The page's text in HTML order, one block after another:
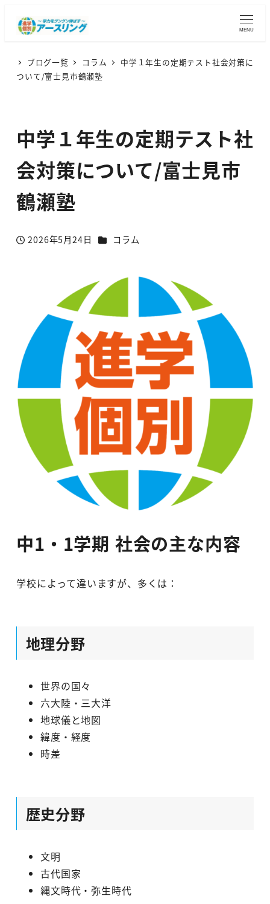
MENU
ブログ一覧 コラム
中学１年生の定期テスト社会対策に
ついて/富士見市鶴瀬塾
中学１年生の定期テスト社
会対策について/富士見市
鶴瀬塾
投稿日
2026年5月24日 カテゴリー
コラム
中1・1学期 社会の主な内容
学校によって違いますが、多くは：
地理分野
世界の国々
六大陸・三大洋
地球儀と地図
緯度・経度
時差
歴史分野
文明
古代国家
縄文時代・弥生時代